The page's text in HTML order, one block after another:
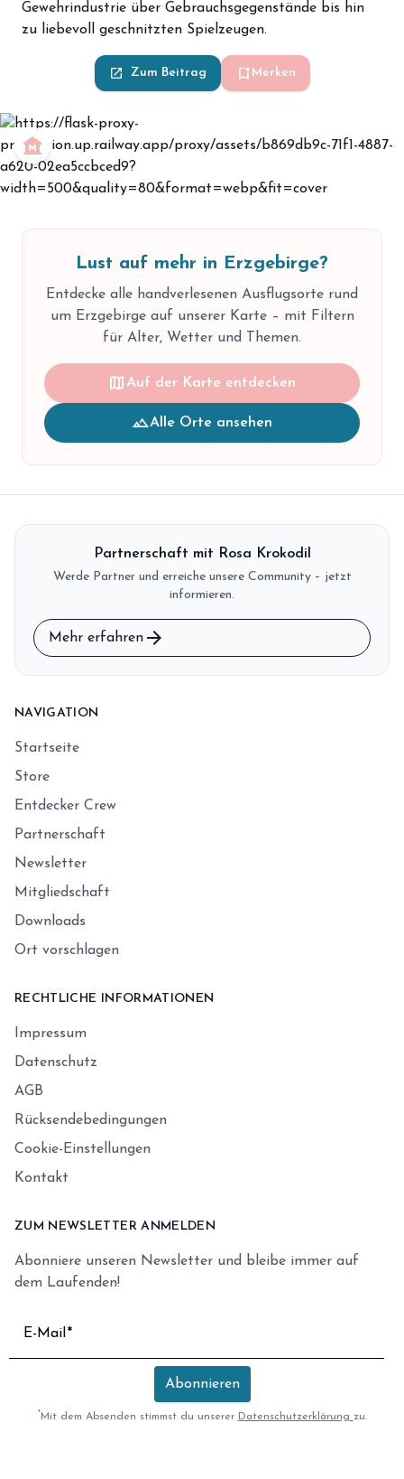
Gewehrindustrie über Gebrauchsgegenstände bis hin
zu liebevoll geschnitzten Spielzeugen.
launch Zum Beitrag bookmark_add Merken
museum
Lust auf mehr in Erzgebirge?
Entdecke alle handverlesenen Ausflugsorte rund
um Erzgebirge auf unserer Karte – mit Filtern
für Alter, Wetter und Themen.
mapAuf der Karte entdecken
landscapeAlle Orte ansehen
Partnerschaft mit Rosa Krokodil
Werde Partner und erreiche unsere Community – jetzt
informieren.
Mehr erfahren arrow_forward
NAVIGATION
Startseite
Store
Entdecker Crew
Partnerschaft
Newsletter
Mitgliedschaft
Downloads
Ort vorschlagen
RECHTLICHE INFORMATIONEN
Impressum
Datenschutz
AGB
Rücksendebedingungen
Cookie-Einstellungen
Kontakt
ZUM NEWSLETTER ANMELDEN
Abonniere unseren Newsletter und bleibe immer auf
dem Laufenden!
E-Mail
Abonnieren
*Mit dem Absenden stimmst du unserer Datenschutzerklärung zu.